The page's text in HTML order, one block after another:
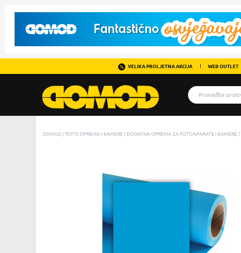
VELIKA PROLJETNA AKCIJA WEB OUTLET
DOMOD FOTO OPREMA I KAMERE DODATNA OPREMA ZA FOTOAPARATE I KAMERE